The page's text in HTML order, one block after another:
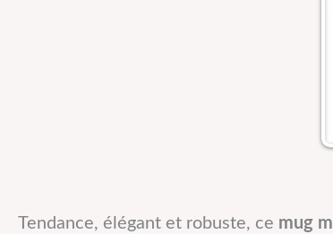
Tendance, élégant et robuste, ce mug